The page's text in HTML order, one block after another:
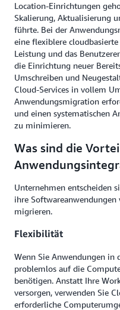
Location-Einrichtungen
Skalierung, Aktualisierung
führte. Bei der
eine flexiblere
Leistung und das
die Einrichtung neuer
Umschreiben und
Cloud-Services in vollem
Anwendungsmigration
und einen systematischen
zu minimieren.
Was sind die
Unternehmen entscheiden
ihre
migrieren.
Flexibilität
Wenn Sie Anwendungen in
problemlos auf die
benötigen. Anstatt Ihre
versorgen, verwenden Sie
erforderliche